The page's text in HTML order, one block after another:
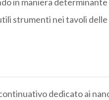
strumenti nei tavoli delle
dedicato ai